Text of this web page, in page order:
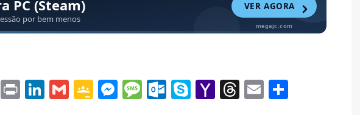
Vi Pr Li G
G
M M O
S
Y
T
E